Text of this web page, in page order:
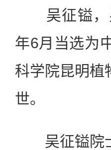
吴征镒，
年6月当选为
科学院昆明植
世。
吴征镒院士